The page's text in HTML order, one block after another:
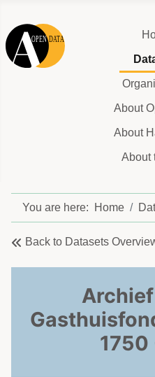
About
About
About
You are here: Home
Back to Datasets
1750